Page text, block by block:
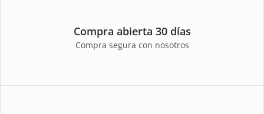
Compra abierta 30 días
Compra segura con nosotros